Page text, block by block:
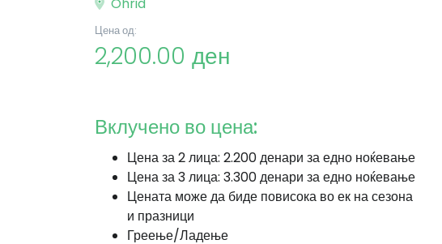
Цена од:
2,200.00 ден
Вклучено во цена:
Цена за 2 лица: 2.200 денари за едно ноќевање
Цена за 3 лица: 3.300 денари за едно ноќевање
Цената може да биде повисока во ек на сезона
и празници
Греење/Ладење